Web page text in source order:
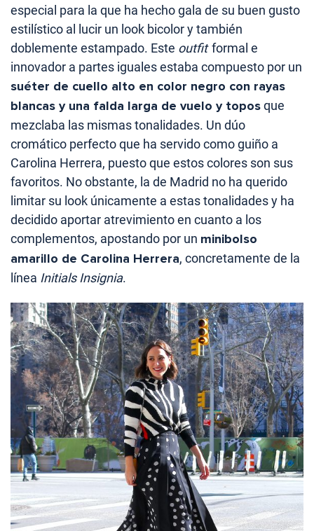
especial para la que ha hecho gala de su buen gusto
estilístico al lucir un look bicolor y también
doblemente estampado. Este outfitformal e
innovador a partes iguales estaba compuesto por un
suéter de cuello alto en color negro con rayas
blancas y una falda larga de vuelo y toposque
mezclaba las mismas tonalidades. Un dúo
cromático perfecto que ha servido como guiño a
Carolina Herrera, puesto que estos colores son sus
favoritos. No obstante, la de Madrid no ha querido
limitar su look únicamente a estas tonalidades y ha
decidido aportar atrevimiento en cuanto a los
complementos, apostando por un minibolso
amarillo de Carolina Herrera, concretamente de la
línea Initials Insignia.